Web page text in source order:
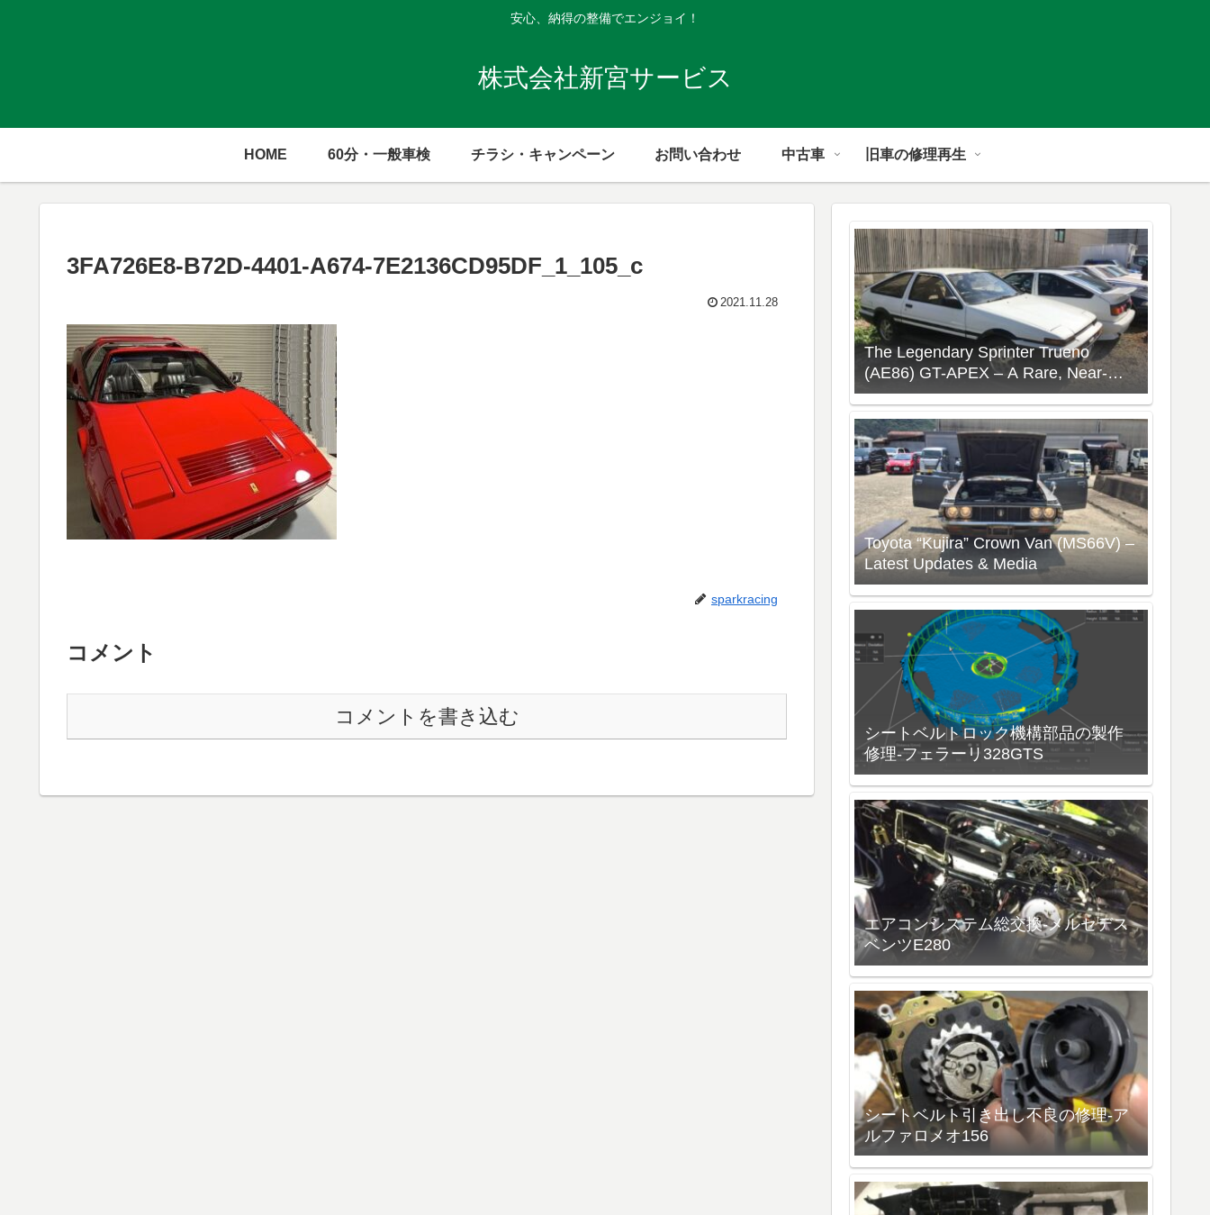
安心、納得の整備でエンジョイ！
株式会社新宮サービス
HOME 60分・一般車検 チラシ・キャンペーン お問い合わせ 中古車 旧車の修理再生
3FA726E8-B72D-4401-A674-7E2136CD95DF_1_105_c
2021.11.28
sparkracing
コメント
コメントを書き込む
The Legendary Sprinter Trueno
(AE86) GT-APEX – A Rare, Near-
Stock Collector’s Gem
Toyota “Kujira” Crown Van (MS66V) –
Latest Updates & Media
シートベルトロック機構部品の製作
修理-フェラーリ328GTS
エアコンシステム総交換-メルセデス
ベンツE280
シートベルト引き出し不良の修理-ア
ルファロメオ156